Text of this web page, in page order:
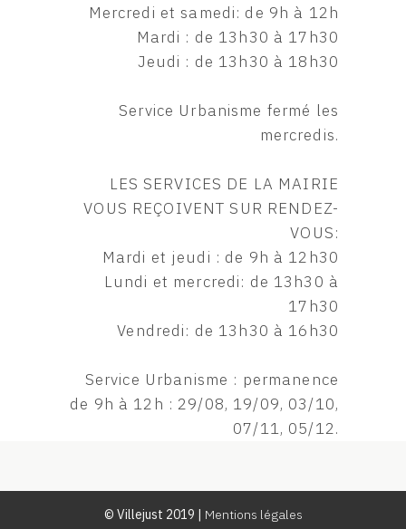
Mercredi et samedi: de 9h à 12h
Mardi : de 13h30 à 17h30
Jeudi : de 13h30 à 18h30
Service Urbanisme fermé les
mercredis.
LES SERVICES DE LA MAIRIE
VOUS REÇOIVENT SUR RENDEZ-
VOUS:
Mardi et jeudi : de 9h à 12h30
Lundi et mercredi: de 13h30 à
17h30
Vendredi: de 13h30 à 16h30
Service Urbanisme : permanence
de 9h à 12h : 29/08, 19/09, 03/10,
07/11, 05/12.
© Villejust 2019 | Mentions légales